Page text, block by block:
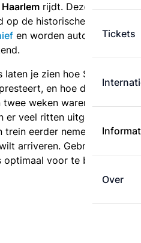
Tickets
Over
rijdt. Deze
op de historische
en worden automatisch
je zien hoe Sprinter
en hoe de
weken waren. Is deze
veel ritten uitgevallen?
trein eerder nemen als je
arriveren. Gebruik de
voor te bereiden.